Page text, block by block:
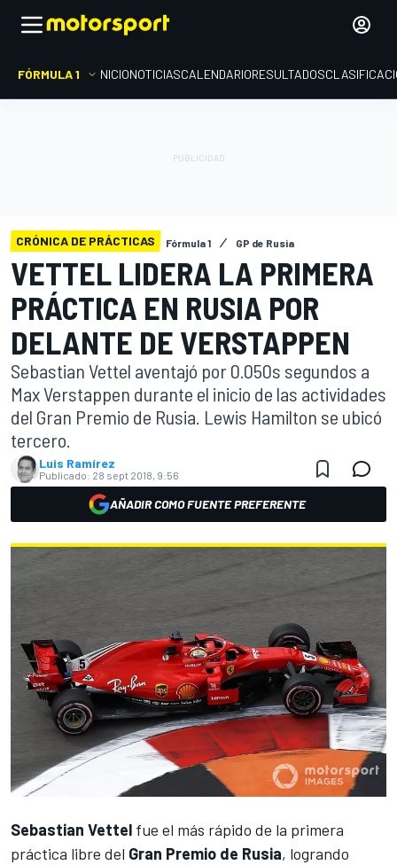
FÓRMULA 1 INICIONOTICIASCALENDARIORESULTADOS
CRÓNICA DE PRÁCTICAS Fórmula 1 GP de Rusia
VETTEL LIDERA LA PRIMERA
PRÁCTICA EN RUSIA POR
DELANTE DE VERSTAPPEN
Sebastian Vettel aventajó por 0.050s segundos a
Max Verstappen durante el inicio de las actividades
del Gran Premio de Rusia. Lewis Hamilton se ubicó
tercero.
Luis Ramírez
Publicado: 28 sept 2018, 9:56
AÑADIR COMO FUENTE PREFERENTE
Sebastian Vettel fue el más rápido de la primera
práctica libre del Gran Premio de Rusia, logrando